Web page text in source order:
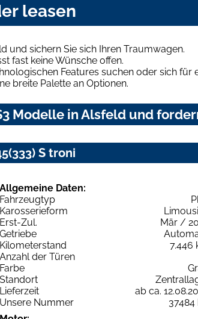
leasen
und sichern Sie sich Ihren Traumwagen.
fast keine Wünsche offen.
Features suchen oder sich
breite Palette an Optionen.
Modelle in Alsfeld und
S troni
Allgemeine Daten:
Fahrzeugtyp
Karosserieform
Erst-Zul.
Mär /
Getriebe
Kilometerstand
7.446
Anzahl der Türen
Farbe
Standort
Lieferzeit
ab ca.
Unsere Nummer
37484